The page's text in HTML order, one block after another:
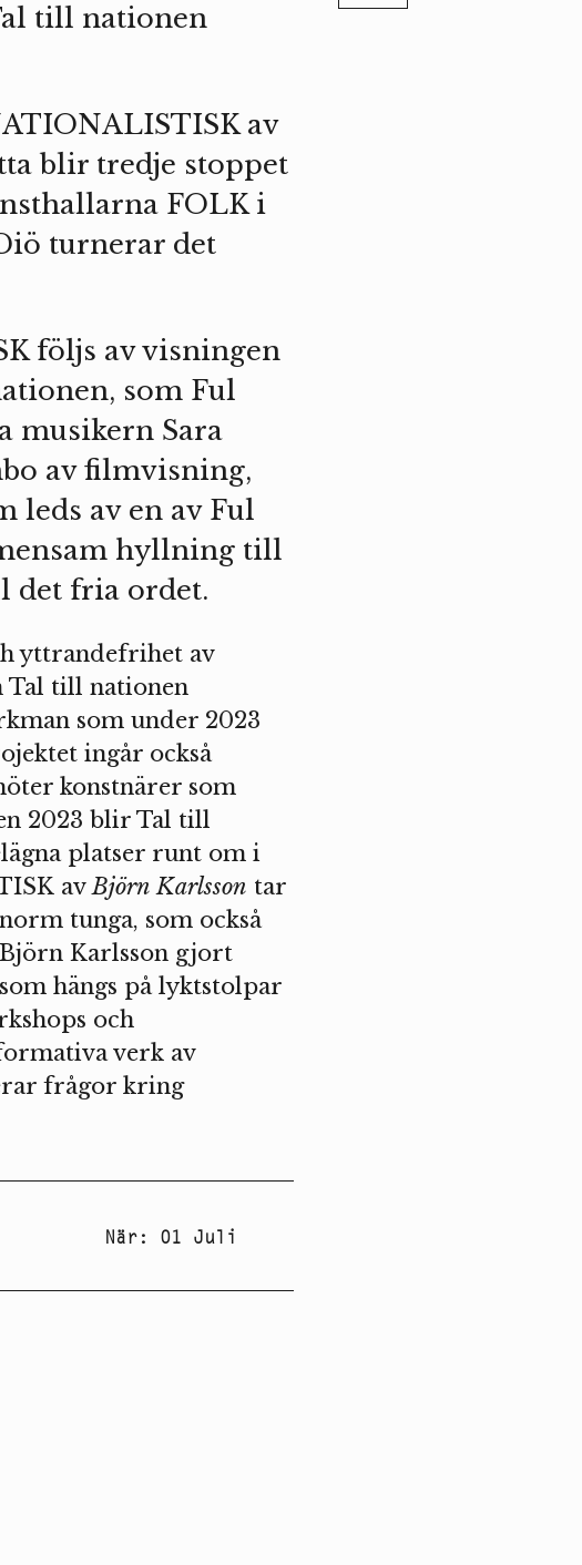
till nationen
av
blir tredje stoppet
FOLK i
turnerar det
följs av visningen
som Ful
musikern Sara
av filmvisning,
leds av en av Ful
hyllning till
det fria ordet.
yttrandefrihet av
Tal till nationen
som under 2023
ingår också
konstnärer som
2023 blir Tal till
platser runt om i
av Björn Karlsson tar
tunga, som också
Karlsson gjort
hängs på lyktstolpar
och
verk av
frågor kring
När: 01 Juli